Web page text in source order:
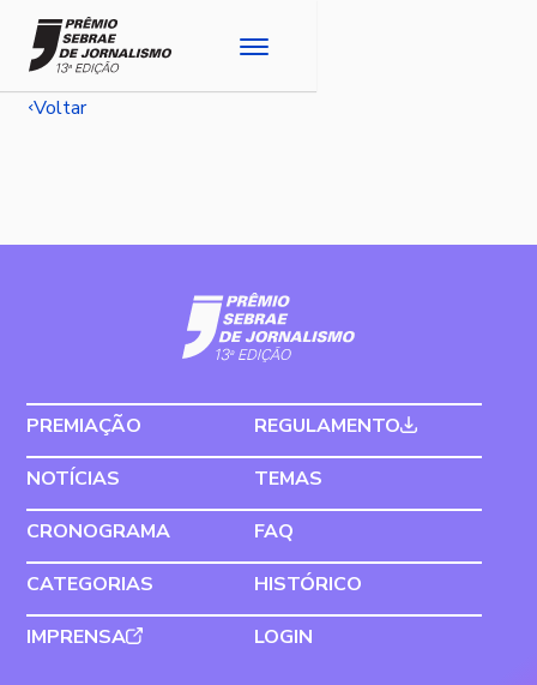
Voltar
PREMIAÇÃO
REGULAMENTO
NOTÍCIAS
TEMAS
CRONOGRAMA
FAQ
CATEGORIAS
HISTÓRICO
IMPRENSA
LOGIN